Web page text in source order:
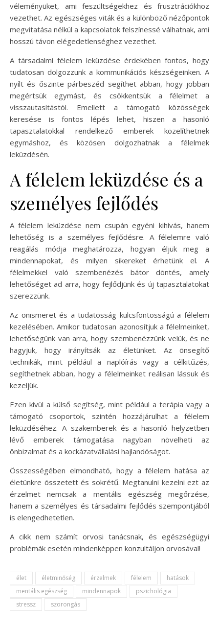
véleményüket, ami feszültségekhez és frusztrációkhoz
vezethet. Az egészséges viták és a különböző nézőpontok
megvitatása nélkül a kapcsolatok felszínessé válhatnak, ami
hosszú távon elégedetlenséghez vezethet.
A társadalmi félelem leküzdése érdekében fontos, hogy
tudatosan dolgozzunk a kommunikációs készségeinken. A
nyílt és őszinte párbeszéd segíthet abban, hogy jobban
megértsük egymást, és csökkentsük a félelmet a
visszautasítástól. Emellett a támogató közösségek
keresése is fontos lépés lehet, hiszen a hasonló
tapasztalatokkal rendelkező emberek közelíthetnek
egymáshoz, és közösen dolgozhatnak a félelmek
leküzdésén.
A félelem leküzdése és a
személyes fejlődés
A félelem leküzdése nem csupán egyéni kihívás, hanem
lehetőség is a személyes fejlődésre. A félelemre való
reagálás módja meghatározza, hogyan éljük meg a
mindennapokat, és milyen sikereket érhetünk el. A
félelmekkel való szembenézés bátor döntés, amely
lehetőséget ad arra, hogy fejlődjünk és új tapasztalatokat
szerezzünk.
Az önismeret és a tudatosság kulcsfontosságú a félelem
kezelésében. Amikor tudatosan azonosítjuk a félelmeinket,
lehetőségünk van arra, hogy szembenézzünk velük, és ne
hagyjuk, hogy irányítsák az életünket. Az önsegítő
technikák, mint például a naplóírás vagy a célkitűzés,
segíthetnek abban, hogy a félelmeinket reálisan lássuk és
kezeljük.
Ezen kívül a külső segítség, mint például a terápia vagy a
támogató csoportok, szintén hozzájárulhat a félelem
leküzdéséhez. A szakemberek és a hasonló helyzetben
lévő emberek támogatása nagyban növelheti az
önbizalmat és a kockázatvállalási hajlandóságot.
Összességében elmondható, hogy a félelem hatása az
életünkre összetett és sokrétű. Megtanulni kezelni ezt az
érzelmet nemcsak a mentális egészség megőrzése,
hanem a személyes és társadalmi fejlődés szempontjából
is elengedhetetlen.
A cikk nem számít orvosi tanácsnak, és egészségügyi
problémák esetén mindenképpen konzultáljon orvosával!
élet életminőség érzelmek félelem
hatások
mentális egészség
mindennapok
pszichológia
stressz
szorongás